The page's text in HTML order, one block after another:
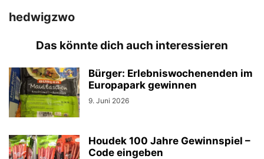
hedwigzwo
Das könnte dich auch interessieren
Bürger: Erlebniswochenenden im
Europapark gewinnen
9. Juni 2026
Houdek 100 Jahre Gewinnspiel –
Code eingeben